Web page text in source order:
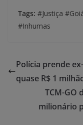
Tags: #Justiça
#Inhumas
Polícia prende
quase R$ 1
TCM-GO
milionário